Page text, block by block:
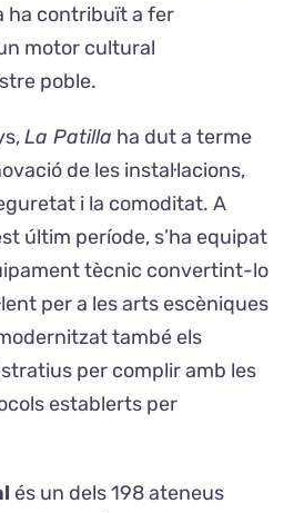
ha contribuït a fer
motor cultural
poble.
La Patilla ha dut a terme
de les instal·lacions,
i la comoditat. A
últim període, s’ha equipat
tècnic convertint-lo
per a les arts escèniques
també els
per complir amb les
establerts per
és un dels 198 ateneus